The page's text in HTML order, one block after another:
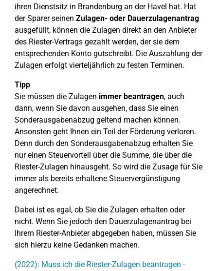
ihren Dienstsitz in Brandenburg an der Havel hat. Hat
der Sparer seinen Zulagen- oder Dauerzulagenantrag
ausgefüllt, können die Zulagen direkt an den Anbieter
des Riester-Vertrags gezahlt werden, der sie dem
entsprechenden Konto gutschreibt. Die Auszahlung der
Zulagen erfolgt vierteljährlich zu festen Terminen.
Tipp
Sie müssen die Zulagen immer beantragen, auch
dann, wenn Sie davon ausgehen, dass Sie einen
Sonderausgabenabzug geltend machen können.
Ansonsten geht Ihnen ein Teil der Förderung verloren.
Denn durch den Sonderausgabenabzug erhalten Sie
nur einen Steuervorteil über die Summe, die über die
Riester-Zulagen hinausgeht. So wird die Zusage für Sie
immer als bereits erhaltene Steuervergünstigung
angerechnet.
Dabei ist es egal, ob Sie die Zulagen erhalten oder
nicht. Wenn Sie jedoch den Dauerzulagenantrag bei
Ihrem Riester-Anbieter abgegeben haben, müssen Sie
sich hierzu keine Gedanken machen.
(2022): Muss ich die Riester-Zulagen beantragen -